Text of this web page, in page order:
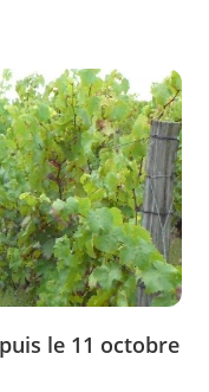
le 11 octobre